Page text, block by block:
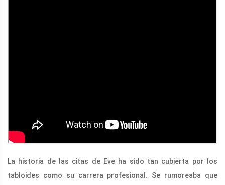
La historia de las citas de Eve ha sido tan cubierta por los
tabloides como su carrera profesional. Se rumoreaba que